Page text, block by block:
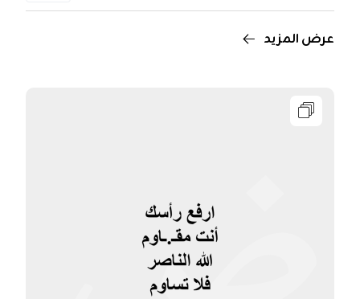
عرض المزيد